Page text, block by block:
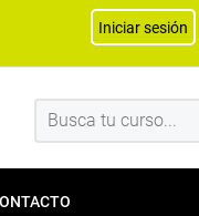
Iniciar sesión